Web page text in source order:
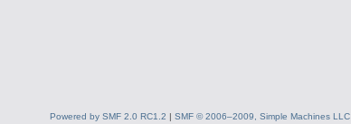
Powered by SMF 2.0 RC1.2 | SMF © 2006–2009, Simple Machines LLC